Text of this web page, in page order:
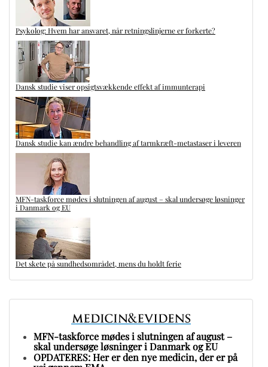
Psykolog: Hvem har ansvaret, når retningslinjerne er forkerte?
Dansk studie viser opsigtsvækkende effekt af immunterapi
Dansk studie kan ændre behandling af tarmkræft-metastaser i leveren
MFN-taskforce mødes i slutningen af august – skal undersøge løsninger
i Danmark og EU
Det skete på sundhedsområdet, mens du holdt ferie
MFN-taskforce mødes i slutningen af august –
skal undersøge løsninger i Danmark og EU
OPDATERES: Her er den nye medicin, der er på